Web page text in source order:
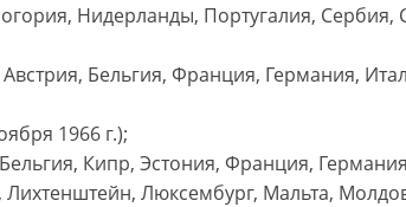
Нидерланды, Португалия, Сербия,
Бельгия, Франция, Германия,
1966 г.);
Кипр, Эстония, Франция,
Люксембург, Мальта,